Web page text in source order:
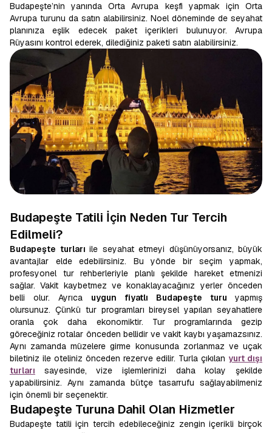
Budapeşte’nin yanında Orta Avrupa keşfi yapmak için Orta
Avrupa turunu da satın alabilirsiniz. Noel döneminde de seyahat
planınıza eşlik edecek paket içerikleri bulunuyor. Avrupa
Rüyasını kontrol ederek, dilediğiniz paketi satın alabilirsiniz.
Budapeşte Tatili İçin Neden Tur Tercih
Edilmeli?
Budapeşte turları ile seyahat etmeyi düşünüyorsanız, büyük
avantajlar elde edebilirsiniz. Bu yönde bir seçim yapmak,
profesyonel tur rehberleriyle planlı şekilde hareket etmenizi
sağlar. Vakit kaybetmez ve konaklayacağınız yerler önceden
belli olur. Ayrıca uygun fiyatlı Budapeşte turu yapmış
olursunuz. Çünkü tur programları bireysel yapılan seyahatlere
oranla çok daha ekonomiktir. Tur programlarında gezip
göreceğiniz rotalar önceden bellidir ve vakit kaybı yaşamazsınız.
Aynı zamanda müzelere girme konusunda zorlanmaz ve uçak
biletiniz ile oteliniz önceden rezerve edilir. Turla çıkılan yurt dışı
turları
sayesinde, vize işlemlerinizi daha kolay şekilde
yapabilirsiniz. Aynı zamanda bütçe tasarrufu sağlayabilmeniz
için önemli bir seçenektir.
Budapeşte Turuna Dahil Olan Hizmetler
Budapeşte tatili için tercih edebileceğiniz zengin içerikli birçok